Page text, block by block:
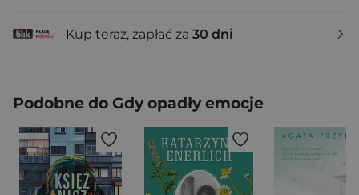
Kup teraz, zapłać za 30 dni
Podobne do Gdy opadły emocje